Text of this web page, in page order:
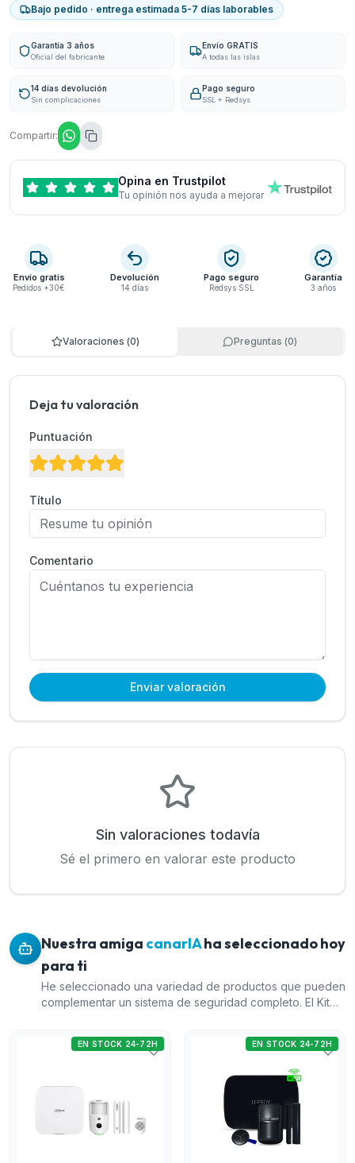
Bajo pedido · entrega estimada 5-7 días laborables
Garantía 3 años
Oficial del fabricante
Envío GRATIS
A todas las islas
14 días devolución
Sin complicaciones
Pago seguro
SSL + Redsys
Compartir:
Opina en Trustpilot
Tu opinión nos ayuda a mejorar
Envío gratis
Pedidos +30€
Devolución
14 días
Pago seguro
Redsys SSL
Garantía
3 años
Valoraciones (0) Preguntas (0)
Deja tu valoración
Puntuación
Título
Comentario
Enviar valoración
Sin valoraciones todavía
Sé el primero en valorar este producto
Nuestra amiga canarIAha seleccionado hoy
para ti
He seleccionado una variedad de productos que pueden
complementar un sistema de seguridad completo. El Kit
versátil, que ofrece conexión por Ethernet, Wi-Fi y 4G
con verificación por vídeo. El Kit U-Prox MP WiFi S negro
es otra opción económica que ofrece una buena relación
calidad-precio para quienes buscan seguridad básica. La
Central de seguridad vía radio U-Prox MP permite
gestionar toda la seguridad del sistema de manera
efectiva. Finalmente, el Detector acústico de rotura de
cristal con antienmascaramiento de Alarmtech ofrece una
EN STOCK 24-72H EN STOCK 24-72H